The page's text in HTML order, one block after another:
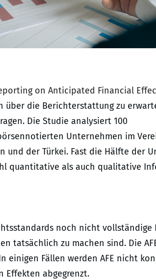
on Anticipated Financial
über die Berichterstattung zu
Die Studie analysiert 100
Unternehmen im
und der Türkei. Fast die Hälfte der
quantitative als auch qualitative
noch nicht vollständige
tatsächlich zu machen sind. Die
einigen Fällen werden AFE nicht
Effekten abgegrenzt.